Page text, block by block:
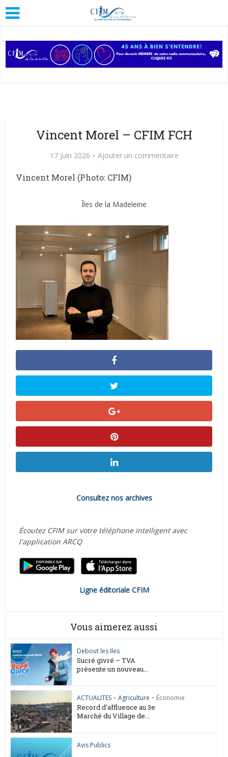
Vincent Morel – CFIM FCH
17 juin 2026 Ajouter un commentaire
Vincent Morel (Photo: CFIM)
Îles de la Madeleine
Consultez nos archives
Écoutez CFIM sur votre téléphone intelligent avec
l'application ARCQ
Ligne éditoriale CFIM
Vous aimerez aussi
Debout les Iles
Sucré givré – TVA
présente un nouveau...
ACTUALITES • Agriculture • Économie
Record d’affluence au 3e
Marché du Village de...
Avis Publics